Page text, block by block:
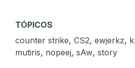
TÓPICOS
counter strike, CS2, ewjerkz,
mutiris, nopeej, sAw, story